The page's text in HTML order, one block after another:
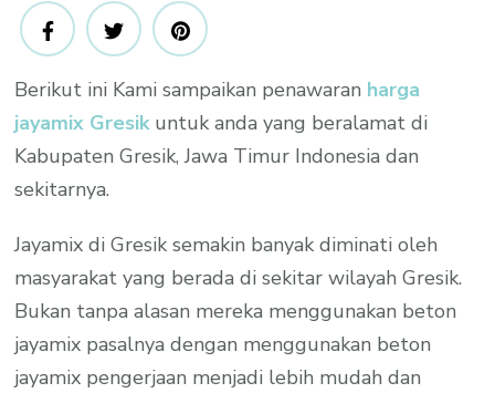
Berikut ini Kami sampaikan penawaran harga
jayamix Gresikuntuk anda yang beralamat di
Kabupaten Gresik, Jawa Timur Indonesia dan
sekitarnya.
Jayamix di Gresik semakin banyak diminati oleh
masyarakat yang berada di sekitar wilayah Gresik.
Bukan tanpa alasan mereka menggunakan beton
jayamix pasalnya dengan menggunakan beton
jayamix pengerjaan menjadi lebih mudah dan